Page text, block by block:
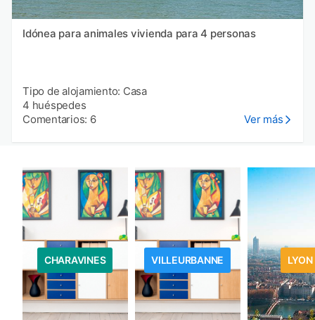
Idónea para animales vivienda para 4 personas
Tipo de alojamiento: Casa
4 huéspedes
Comentarios: 6
Ver más
CHARAVINES VILLEURBANNE LYON